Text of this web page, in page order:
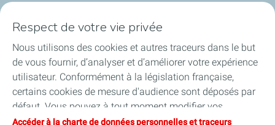
Certificats d'économies d'énergie
Nos partenaires
Collaborer avec TotalEnergies
Respect de votre vie privée
Nous utilisons des cookies et autres traceurs dans le but
de vous fournir, d’analyser et d’améliorer votre expérience
utilisateur. Conformément à la législation française,
certains cookies de mesure d'audience sont déposés par
défaut. Vous pouvez à tout moment modifier vos
paramètres de cookies en cliquant sur le bouton « Gérer
Accéder à la charte de données personnelles et traceurs